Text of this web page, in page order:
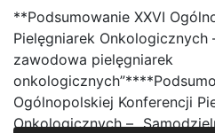
**Podsumowanie XXVI
Pielęgniarek Onkologicznych
zawodowa pielęgniarek
Ogólnopolskiej Konferencji
Onkologicznych –